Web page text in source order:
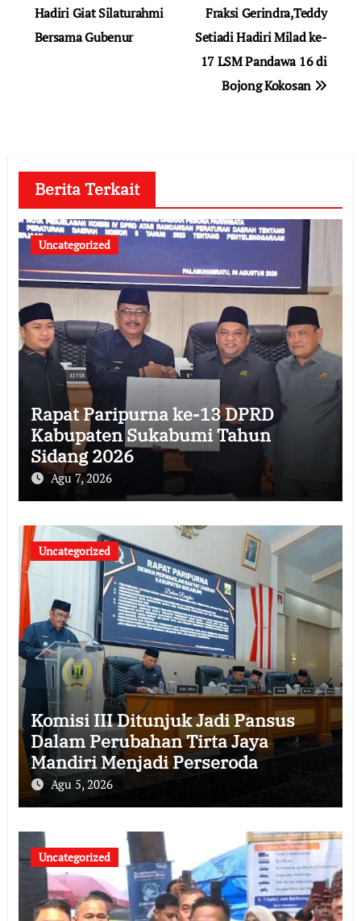
Hadiri Giat Silaturahmi
Bersama Gubenur
Fraksi Gerindra,Teddy
Setiadi Hadiri Milad ke-
17 LSM Pandawa 16 di
Bojong Kokosan
Berita Terkait
Uncategorized
Rapat Paripurna ke-13 DPRD
Kabupaten Sukabumi Tahun
Sidang 2026
Agu 7, 2026
Uncategorized
Komisi III Ditunjuk Jadi Pansus
Dalam Perubahan Tirta Jaya
Mandiri Menjadi Perseroda
Agu 5, 2026
Uncategorized